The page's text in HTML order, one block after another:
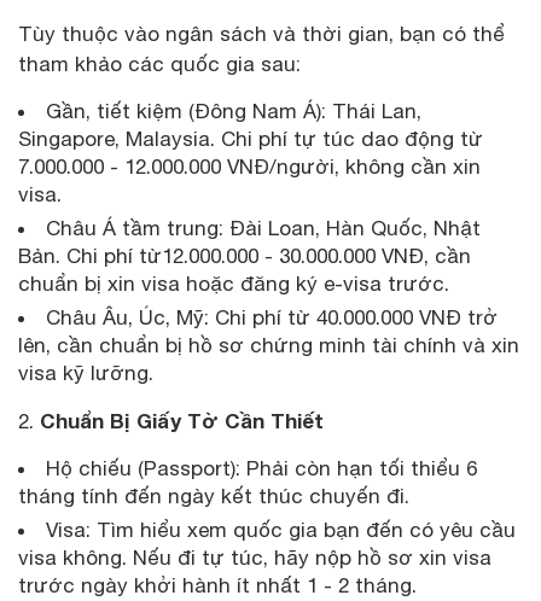
Tùy thuộc vào ngân sách và thời gian, bạn có thể
tham khảo các quốc gia sau:
Gần, tiết kiệm (Đông Nam Á): Thái Lan,
Singapore, Malaysia. Chi phí tự túc dao động từ
7.000.000 - 12.000.000 VNĐ/người, không cần xin
visa.
Châu Á tầm trung: Đài Loan, Hàn Quốc, Nhật
Bản. Chi phí từ12.000.000 - 30.000.000 VNĐ, cần
chuẩn bị xin visa hoặc đăng ký e-visa trước.
Châu Âu, Úc, Mỹ: Chi phí từ 40.000.000 VNĐ trở
lên, cần chuẩn bị hồ sơ chứng minh tài chính và xin
visa kỹ lưỡng.
2. Chuẩn Bị Giấy Tờ Cần Thiết
Hộ chiếu (Passport): Phải còn hạn tối thiểu 6
tháng tính đến ngày kết thúc chuyến đi.
Visa: Tìm hiểu xem quốc gia bạn đến có yêu cầu
visa không. Nếu đi tự túc, hãy nộp hồ sơ xin visa
trước ngày khởi hành ít nhất 1 - 2 tháng.